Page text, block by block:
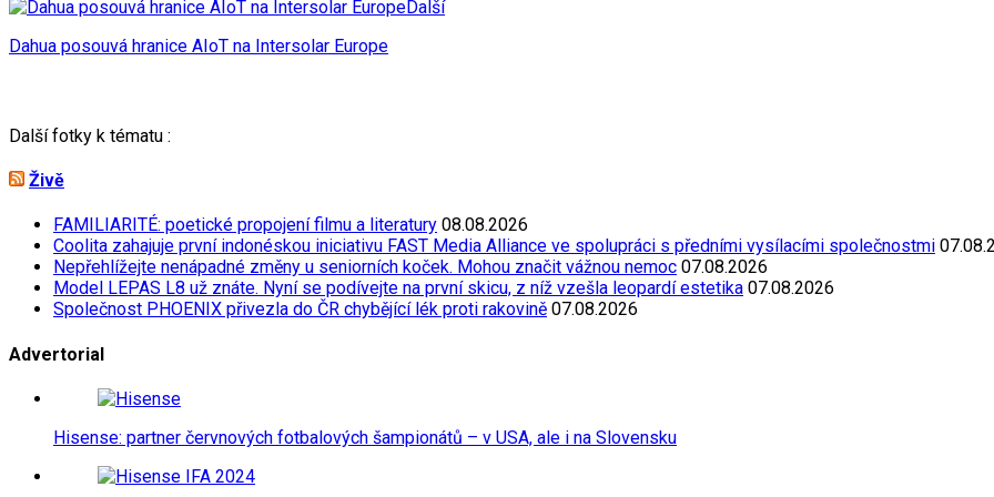
Další
Dahua posouvá hranice AIoT na Intersolar Europe
Další fotky k tématu :
Živě
FAMILIARITÉ: poetické propojení filmu a literatury 08.08.2026
Coolita zahajuje první indonéskou iniciativu FAST Media Alliance ve spolupráci s předními vysílacími společnostmi
Nepřehlížejte nenápadné změny u seniorních koček. Mohou značit vážnou nemoc 07.08.2026
Model LEPAS L8 už znáte. Nyní se podívejte na první skicu, z níž vzešla leopardí estetika 07.08.2026
Společnost PHOENIX přivezla do ČR chybějící lék proti rakovině 07.08.2026
Advertorial
Hisense: partner červnových fotbalových šampionátů – v USA, ale i na Slovensku